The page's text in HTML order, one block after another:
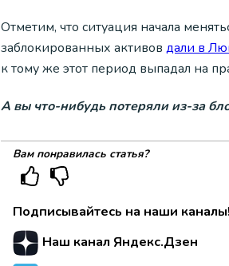
Отметим, что ситуация начала
заблокированных активов дали в
к тому же этот период выпадал на
А вы что-нибудь потеряли из-за
Вам понравилась статья?
Подписывайтесь на наши каналы!
Наш канал Яндекс.Дзен